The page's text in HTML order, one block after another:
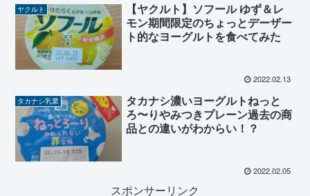
ヤクルト
【ヤクルト】ソフール ゆず＆レ
モン期間限定のちょっとデーザー
ト的なヨーグルトを食べてみた
2022.02.13
タカナシ乳業
タカナシ濃いヨーグルトねっと
ろ〜りやみつきプレーン過去の商
品との違いがわからい！？
2022.02.05
スポンサーリンク